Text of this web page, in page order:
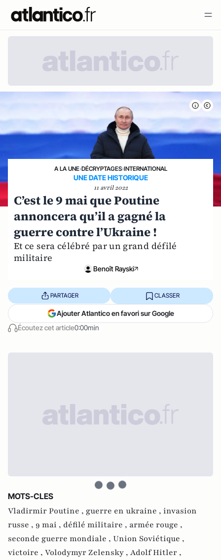
A LA UNE›DÉCRYPTAGES›INTERNATIONAL
UNE DATE HISTORIQUE
11 avril 2022
C’est le 9 mai que Poutine
annoncera qu’il a gagné la
guerre contre l’Ukraine !
Et ce sera célébré par un grand défilé
militaire
Benoît Rayski
Écoutez cet article0:00min
PARTAGER CLASSER
Ajouter Atlantico en favori sur Google
MOTS-CLES
Vladirmir Poutine , guerre en ukraine , invasion
russe , 9 mai , défilé militaire , armée rouge ,
seconde guerre mondiale , Union Soviétique ,
victoire , Volodymyr Zelensky , Adolf Hitler ,